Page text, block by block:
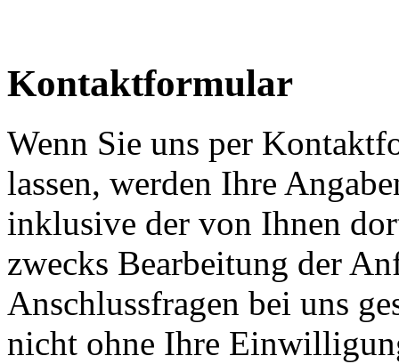
Kontaktformular
Wenn Sie uns per
lassen, werden Ihre
inklusive der von Ihnen
zwecks Bearbeitung der
Anschlussfragen bei uns
nicht ohne Ihre